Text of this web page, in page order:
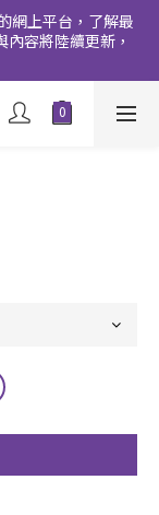
網上平台，了解最
容將陸續更新，